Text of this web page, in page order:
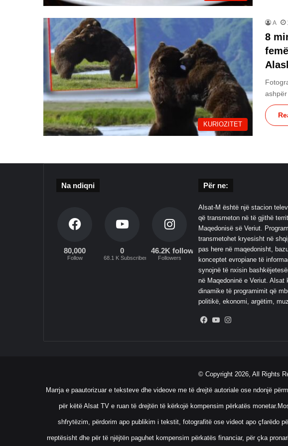
KURIOZITET
A
8
Na ndiqni
80,000
Follow
0
68.1 K Subscribers
46.2K followers
Followers
Për ne:
Alsat-M është një stacion
që transmeton në të gjithë
Maqedonisë së Veriut.
transmetohet kryesisht në
pas here në maqedonisht,
konceptet evropiane të
synojnë të nxisin
në Maqedoninë e Veriut. Alsat
dinamike të programimit që
politikë, ekonomi, argëtim,
Facebook
YouTube
© Copyright 2026, All Rights
Marrja e paautorizuar e teksteve dhe videove me të drejtë autoriale ose ndonjë
për këtë Alsat TV e ruan të drejtën të kërkojë kompensim përkatës
shfrytëzim, përdorim apo publikim i tekstit, fotografitë ose videot apo çfarëdo
rreptësisht dhe për të njëjtën paguhet kompensim përkatës financiar, për çka